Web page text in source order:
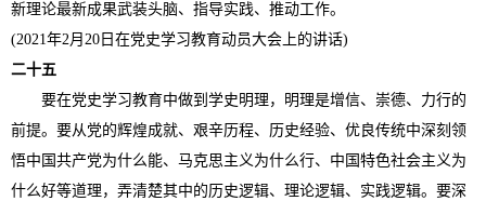
新理论最新成果武装头脑、指导实践、推动工作。
(2021年2月20日在党史学习教育动员大会上的讲话)
二十五
要在党史学习教育中做到学史明理，明理是增信、崇德、力行的
前提。要从党的辉煌成就、艰辛历程、历史经验、优良传统中深刻领
悟中国共产党为什么能、马克思主义为什么行、中国特色社会主义为
什么好等道理，弄清楚其中的历史逻辑、理论逻辑、实践逻辑。要深